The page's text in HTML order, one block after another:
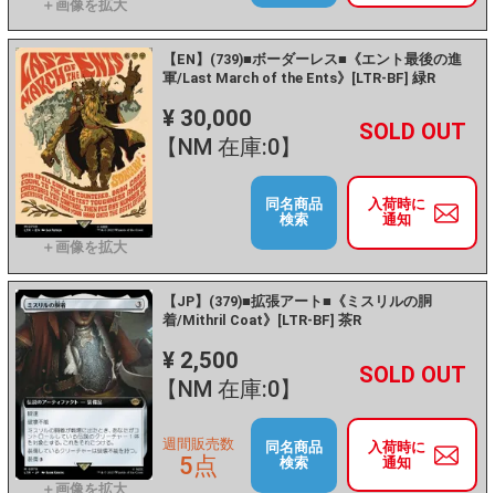
【EN】(739)■ボーダーレス■《エント最後の進
軍/Last March of the Ents》[LTR-BF] 緑R
¥ 30,000
【NM 在庫:0】
－ +
入荷時に
通知
同名商品
検索
【JP】(379)■拡張アート■《ミスリルの胴
着/Mithril Coat》[LTR-BF] 茶R
¥ 2,500
【NM 在庫:0】
－ +
入荷時に
通知
週間販売数
5点
同名商品
検索